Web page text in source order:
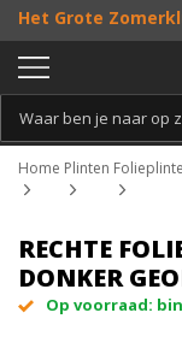
Het Grote
bestelling vanaf
Persoonlijk & gratis
Home Plinten
RECHTE
DONKER
Op voorraad: